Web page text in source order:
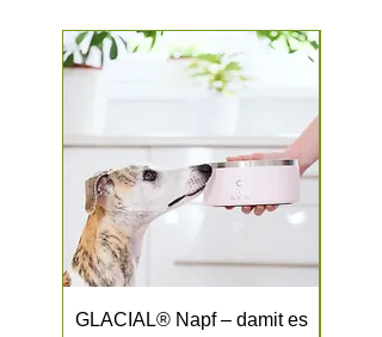
Sicherheit Ihrer Haustiere!
GLACIAL® Napf – damit es